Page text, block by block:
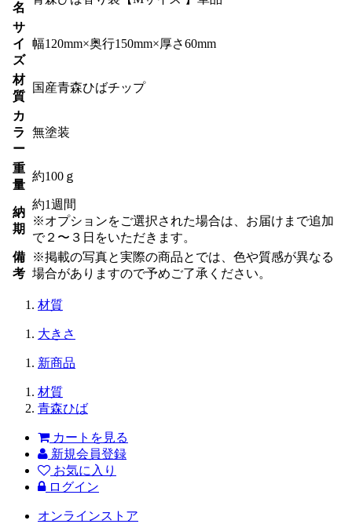
名
サ
イ
ズ
幅120mm×奥行150mm×厚さ60mm
材
質
国産青森ひばチップ
カ
ラ
ー
無塗装
重
量
約100ｇ
納
期
約1週間
※オプションをご選択された場合は、お届けまで追加
で２〜３日をいただきます。
備
考
※掲載の写真と実際の商品とでは、色や質感が異なる
場合がありますので予めご了承ください。
材質
大きさ
新商品
材質
青森ひば
カートを見る
新規会員登録
お気に入り
ログイン
オンラインストア